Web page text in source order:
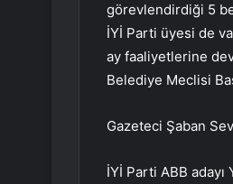
görevlendirdiği 5
İYİ Parti üyesi de
ay faaliyetlerine
Belediye Meclisi
Gazeteci Şaban
İYİ Parti ABB adayı